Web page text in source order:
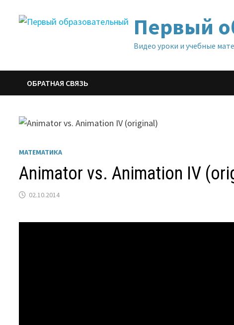
Первый
Видео уроки и учебные
ОБРАТНАЯ СВЯЗЬ
МАТЕМАТИКА
Animator vs. Animation IV
02.10.2014